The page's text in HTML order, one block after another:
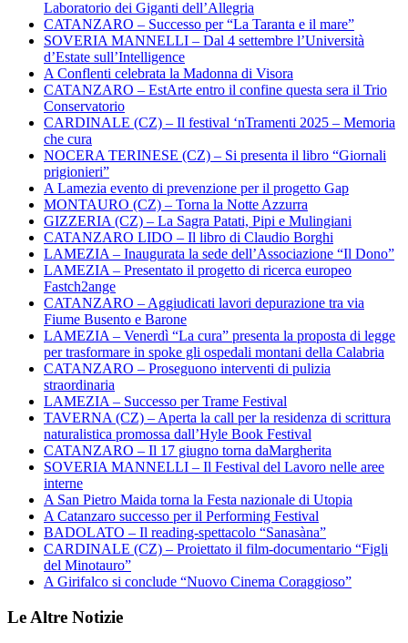
Laboratorio dei Giganti dell’Allegria
CATANZARO – Successo per “La Taranta e il mare”
SOVERIA MANNELLI – Dal 4 settembre l’Università
d’Estate sull’Intelligence
A Conflenti celebrata la Madonna di Visora
CATANZARO – EstArte entro il confine questa sera il Trio
Conservatorio
CARDINALE (CZ) – Il festival ‘nTramenti 2025 – Memoria
che cura
NOCERA TERINESE (CZ) – Si presenta il libro “Giornali
prigionieri”
A Lamezia evento di prevenzione per il progetto Gap
MONTAURO (CZ) – Torna la Notte Azzurra
GIZZERIA (CZ) – La Sagra Patati, Pipi e Mulingiani
CATANZARO LIDO – Il libro di Claudio Borghi
LAMEZIA – Inaugurata la sede dell’Associazione “Il Dono”
LAMEZIA – Presentato il progetto di ricerca europeo
Fastch2ange
CATANZARO – Aggiudicati lavori depurazione tra via
Fiume Busento e Barone
LAMEZIA – Venerdì “La cura” presenta la proposta di legge
per trasformare in spoke gli ospedali montani della Calabria
CATANZARO – Proseguono interventi di pulizia
straordinaria
LAMEZIA – Successo per Trame Festival
TAVERNA (CZ) – Aperta la call per la residenza di scrittura
naturalistica promossa dall’Hyle Book Festival
CATANZARO – Il 17 giugno torna daMargherita
SOVERIA MANNELLI – Il Festival del Lavoro nelle aree
interne
A San Pietro Maida torna la Festa nazionale di Utopia
A Catanzaro successo per il Performing Festival
BADOLATO – Il reading-spettacolo “Sanasàna”
CARDINALE (CZ) – Proiettato il film-documentario “Figli
del Minotauro”
A Girifalco si conclude “Nuovo Cinema Coraggioso”
Le Altre Notizie